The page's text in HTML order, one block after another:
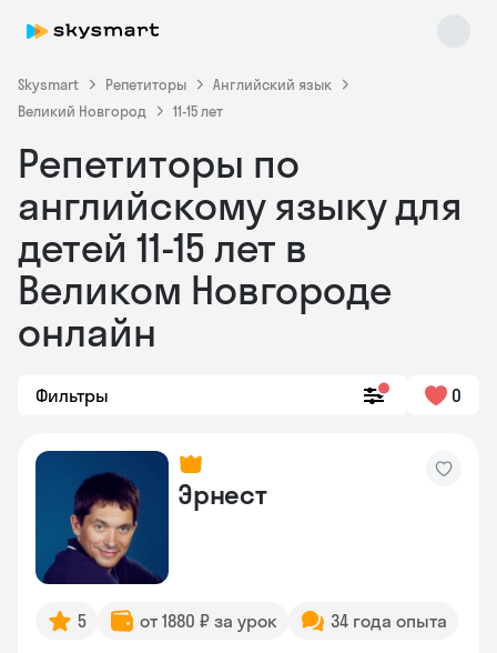
Skysmart Репетиторы
Английский язык
Великий Новгород
11-15 лет
Репетиторы по
английскому языку для
детей 11-15 лет в
Великом Новгороде
онлайн
Фильтры 0
Эрнест
5 от 1880 ₽ за урок 34 года опыта
Skysmart Chat